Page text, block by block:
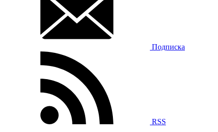
Подписка
RSS